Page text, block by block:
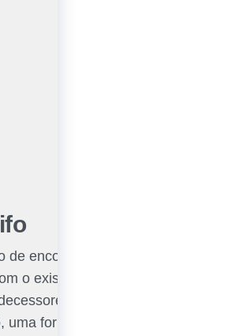
encontrar sentido e o silêncio
o existencialismo de Kierkegaard e
buscam salvação na fé ou
forma de liberdade. A